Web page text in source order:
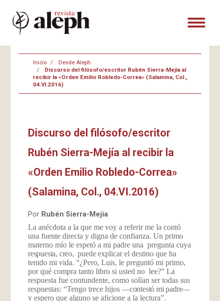
Inicio
Desde Aleph
Discurso del filósofo/escritor Rubén Sierra-Mejía al
recibir la «Orden Emilio Robledo-Correa» (Salamina, Col.,
04.VI.2016)
Discurso del filósofo/escritor
Rubén Sierra-Mejía al recibir la
«Orden Emilio Robledo-Correa»
(Salamina, Col., 04.VI.2016)
Por Rubén Sierra-Mejía
La anécdota a la que me voy a referir me la contó
una fuente directa y digna de confianza. Un primo
materno mío le espetó a mi padre una pregunta cuya
respuesta, creo, puedeexplicar el destino que ha
tenido mi vida. “¿Pero, Luis, le preguntó mi primo,
por qué compra tanto libro si usted no lee?” La
respuesta fue contundente, como solían ser todas sus
respuestas: “Tengo trece hijos —contestó mi padre—
y espero que alguno se aficione a la lectura”.